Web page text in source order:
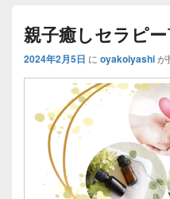
親子癒しセラピ
2024年2月5日 に oyakoiyashiが